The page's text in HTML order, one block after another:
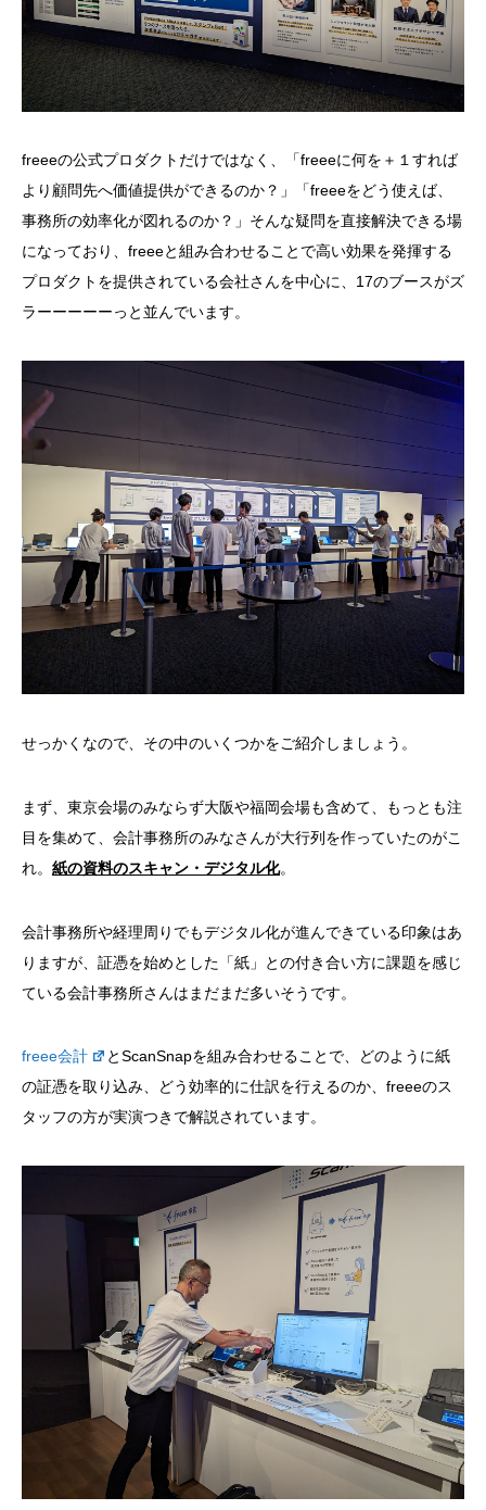
freeeの公式プロダクトだけではなく、「freeeに何を＋１すれば
より顧問先へ価値提供ができるのか？」「freeeをどう使えば、
事務所の効率化が図れるのか？」そんな疑問を直接解決できる場
になっており、freeeと組み合わせることで高い効果を発揮する
プロダクトを提供されている会社さんを中心に、17のブースがズ
ラーーーーーっと並んでいます。
せっかくなので、その中のいくつかをご紹介しましょう。
まず、東京会場のみならず大阪や福岡会場も含めて、もっとも注
目を集めて、会計事務所のみなさんが大行列を作っていたのがこ
れ。 紙の資料のスキャン・デジタル化。
会計事務所や経理周りでもデジタル化が進んできている印象はあ
りますが、証憑を始めとした「紙」との付き合い方に課題を感じ
ている会計事務所さんはまだまだ多いそうです。
freee会計
とScanSnapを組み合わせることで、どのように紙
の証憑を取り込み、どう効率的に仕訳を行えるのか、freeeのス
タッフの方が実演つきで解説されています。